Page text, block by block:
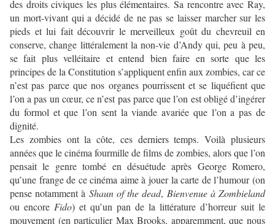
des droits civiques les plus élémentaires. Sa rencontre avec Ray,
un mort-vivant qui a décidé de ne pas se laisser marcher sur les
pieds et lui fait découvrir le merveilleux goût du chevreuil en
conserve, change littéralement la non-vie d’Andy qui, peu à peu,
se fait plus velléitaire et entend bien faire en sorte que les
principes de la Constitution s’appliquent enfin aux zombies, car ce
n’est pas parce que nos organes pourrissent et se liquéfient que
l’on a pas un cœur, ce n’est pas parce que l’on est obligé d’ingérer
du formol et que l’on sent la viande avariée que l’on a pas de
dignité.
Les zombies ont la côte, ces derniers temps. Voilà plusieurs
années que le cinéma fourmille de films de zombies, alors que l’on
pensait le genre tombé en désuétude après George Romero,
qu’une frange de ce cinéma aime à jouer la carte de l’humour (on
pense notamment à Shaun of the dead, Bienvenue à Zombieland
ou encore Fido) et qu’un pan de la littérature d’horreur suit le
mouvement (en particulier Max Brooks, apparemment, que nous